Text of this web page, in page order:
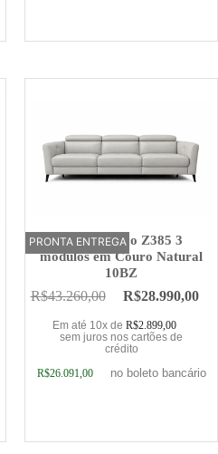
OFERTA
PRONTA ENTREGA
Sofá Elétrico Z385 3
módulos em Couro Natural
10BZ
R$43.260,00 R$28.990,00
Em até 10x de R$2.899,00
sem juros nos cartões de
crédito
R$26.091,00 no boleto bancário